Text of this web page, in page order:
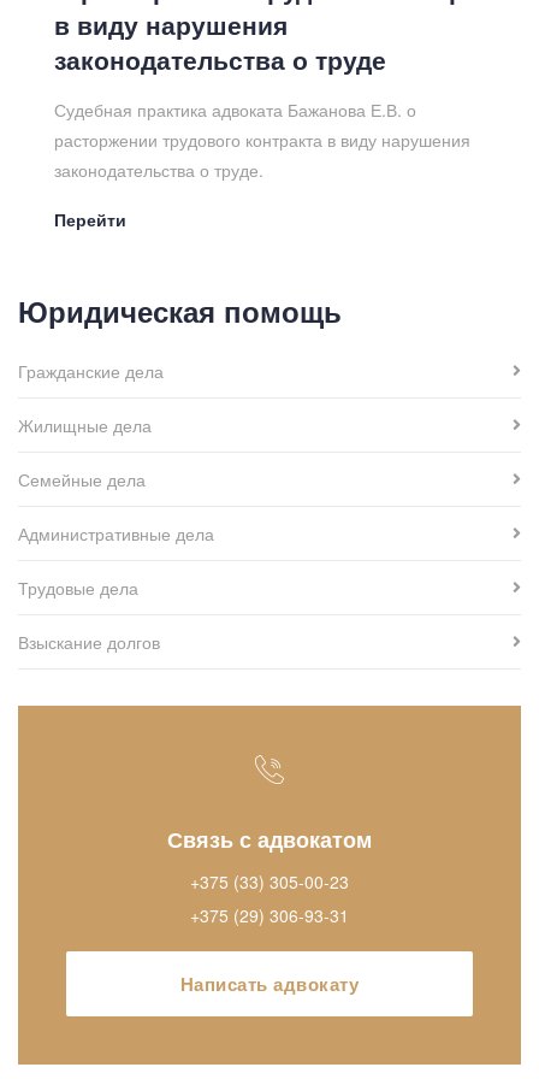
в виду нарушения
законодательства о труде
Судебная практика адвоката Бажанова Е.В. о
расторжении трудового контракта в виду нарушения
законодательства о труде.
Перейти
Юридическая помощь
Гражданские дела
Жилищные дела
Семейные дела
Административные дела
Трудовые дела
Взыскание долгов
Связь с адвокатом
+375 (33) 305-00-23
+375 (29) 306-93-31
Написать адвокату